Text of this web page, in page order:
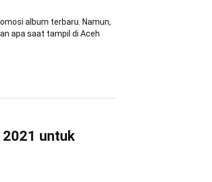
album terbaru. Namun,
apa saat tampil di Aceh
2021 untuk